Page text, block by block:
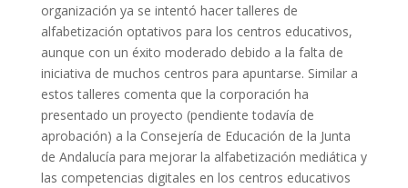
organización ya se intentó hacer talleres de
alfabetización optativos para los centros educativos,
aunque con un éxito moderado debido a la falta de
iniciativa de muchos centros para apuntarse. Similar a
estos talleres comenta que la corporación ha
presentado un proyecto (pendiente todavía de
aprobación) a la Consejería de Educación de la Junta
de Andalucía para mejorar la alfabetización mediática y
las competencias digitales en los centros educativos